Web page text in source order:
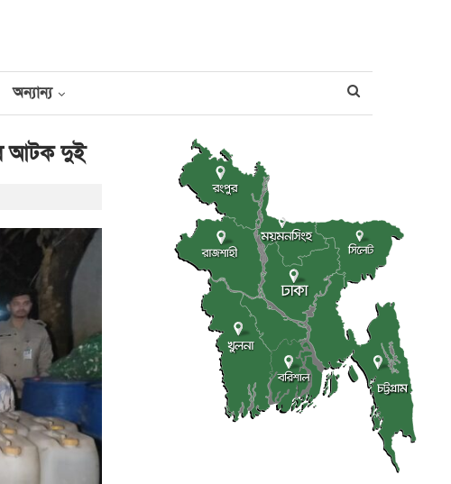
অন্যান্য
আটক দুই